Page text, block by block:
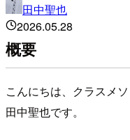
田中聖也
2026.05.28
概要
こんにちは、クラスメ
田中聖也です。